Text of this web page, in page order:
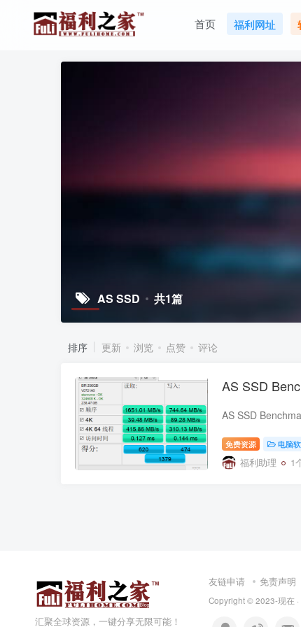
首页 福利网址
AS SSD 共1篇
排序 更新 浏览 点赞 评论
AS SSD
免费资源 电脑
福利助理 1
汇聚全球资源，一键分享无限可能！
友链申请 免责声明
Copyright © 2023-现在 ·